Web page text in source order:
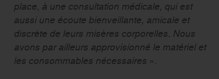
place, à une consultation médicale, qui est
aussi une écoute bienveillante, amicale et
discrète de leurs misères corporelles. Nous
avons par ailleurs approvisionné le matériel et
les consommables nécessaires ».